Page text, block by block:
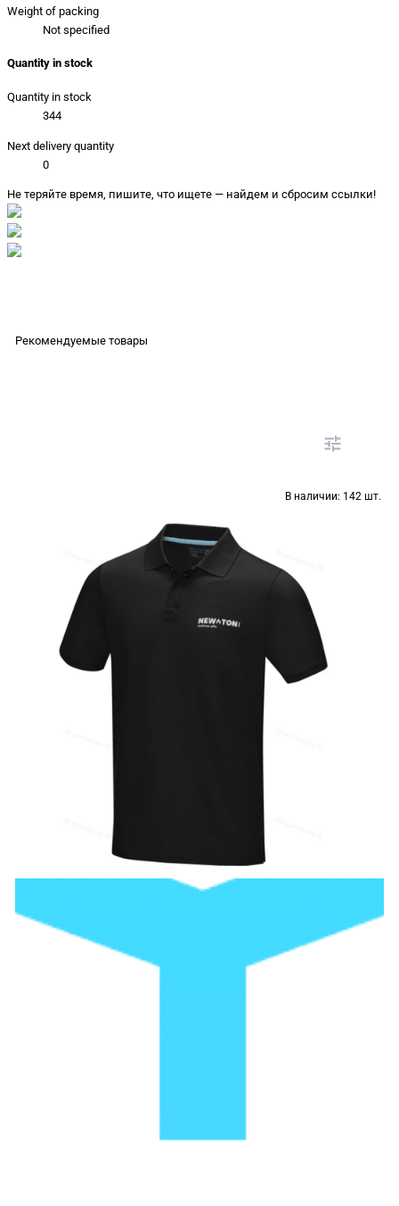
Weight of packing
Not specified
Quantity in stock
Quantity in stock
344
Next delivery quantity
0
Не теряйте время, пишите, что ищете — найдем и сбросим ссылки!
Рекомендуемые товары
В наличии: 142 шт.